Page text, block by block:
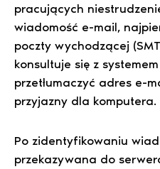
pracujących
wiadomość e-mail,
poczty wychodzącej
konsultuje się z
przetłumaczyć adres e-
przyjazny dla komputera.
Po zidentyfikowaniu
przekazywana do